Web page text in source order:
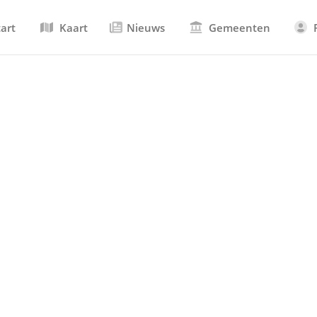
Kaart Nieuws Gemeenten